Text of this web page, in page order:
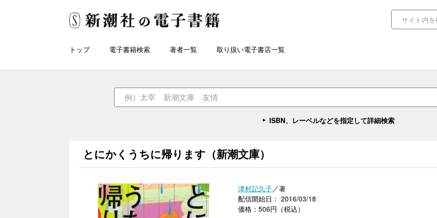
トップ 電子書籍検索 著者一覧 取り扱い電子書店一覧
ISBN、レーベルなどを指定して詳細検索
とにかくうちに帰ります（新潮文庫）
津村記久子／著
配信開始日： 2016/03/18
価格：506円（税込）